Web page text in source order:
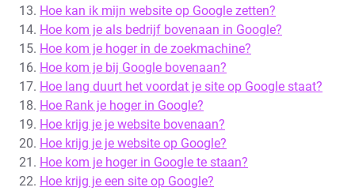
Hoe kan ik mijn website op Google zetten?
Hoe kom je als bedrijf bovenaan in Google?
Hoe kom je hoger in de zoekmachine?
Hoe kom je bij Google bovenaan?
Hoe lang duurt het voordat je site op Google staat?
Hoe Rank je hoger in Google?
Hoe krijg je je website bovenaan?
Hoe krijg je je website op Google?
Hoe kom je hoger in Google te staan?
Hoe krijg je een site op Google?